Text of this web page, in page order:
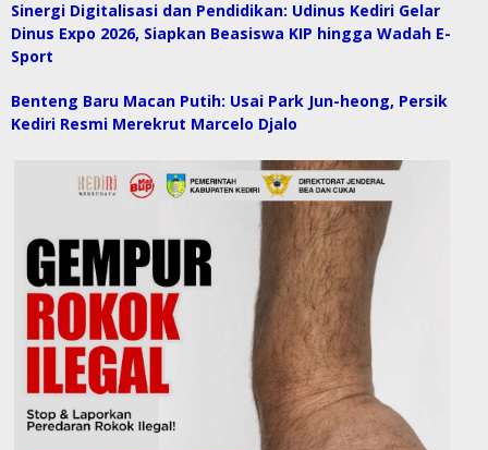
Sinergi Digitalisasi dan Pendidikan: Udinus Kediri Gelar
Dinus Expo 2026, Siapkan Beasiswa KIP hingga Wadah E-
Sport
Benteng Baru Macan Putih: Usai Park Jun-heong, Persik
Kediri Resmi Merekrut Marcelo Djalo